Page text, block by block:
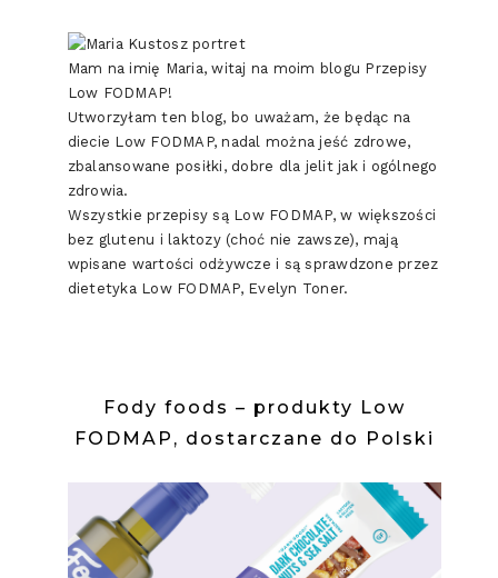
Mam na imię Maria, witaj na moim blogu Przepisy
Low FODMAP!
Utworzyłam ten blog, bo uważam, że będąc na
diecie Low FODMAP, nadal można jeść zdrowe,
zbalansowane posiłki, dobre dla jelit jak i ogólnego
zdrowia.
Wszystkie przepisy są Low FODMAP, w większości
bez glutenu i laktozy (choć nie zawsze), mają
wpisane wartości odżywcze i są sprawdzone przez
dietetyka Low FODMAP, Evelyn Toner.
Fody foods – produkty Low
FODMAP, dostarczane do Polski